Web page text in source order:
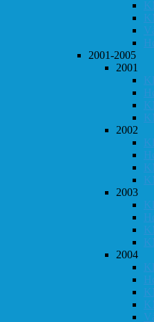
2001-2005
2001
2002
2003
2004